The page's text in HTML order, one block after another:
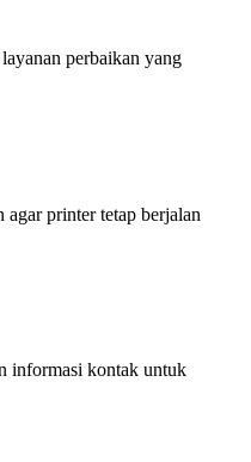
perbaikan yang
agar printer tetap berjalan
informasi kontak untuk